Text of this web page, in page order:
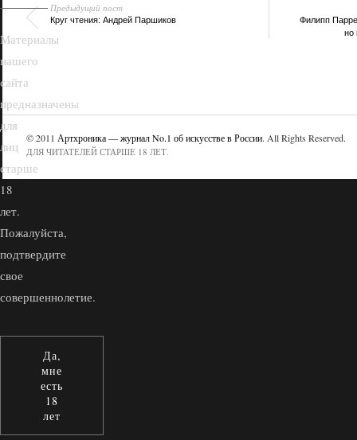
Предыдущий пост
Круг чтения: Андрей Паршиков
Филипп
но
© 2011 Артхроника — журнал No.1 об искусстве в России. All Rights Reserved.
ДЛЯ ЧИТАТЕЛЕЙ СТАРШЕ 18 ЛЕТ.
Материалы
нашего
сайта
предназначены
для
лиц
старше
18
лет.
Пожалуйста,
подтвердите
свое
совершеннолетие.
Да,
мне
есть
18
лет